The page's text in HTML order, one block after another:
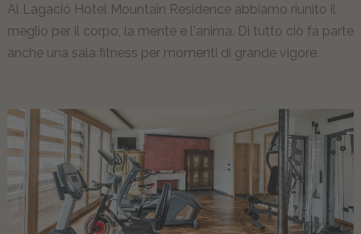
Piacere mattutino
Prezzi e offerte
JËNT
Filosofia
Acqua Grander
Un intero staff a vostra disposizione
Al Lagació Hotel Mountain Residence abbiamo riunito il
meglio per il corpo, la mente e l'anima. Di tutto ciò fa parte
anche una sala fitness per momenti di grande vigore.